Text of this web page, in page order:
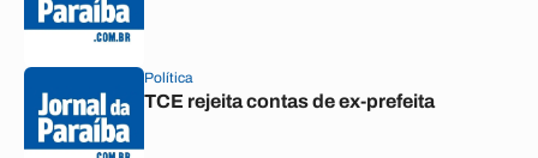
Política
TCE rejeita contas de ex-prefeita